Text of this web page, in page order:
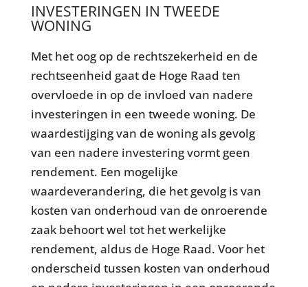
INVESTERINGEN IN TWEEDE
WONING
Met het oog op de rechtszekerheid en de
rechtseenheid gaat de Hoge Raad ten
overvloede in op de invloed van nadere
investeringen in een tweede woning. De
waardestijging van de woning als gevolg
van een nadere investering vormt geen
rendement. Een mogelijke
waardeverandering, die het gevolg is van
kosten van onderhoud van de onroerende
zaak behoort wel tot het werkelijke
rendement, aldus de Hoge Raad. Voor het
onderscheid tussen kosten van onderhoud